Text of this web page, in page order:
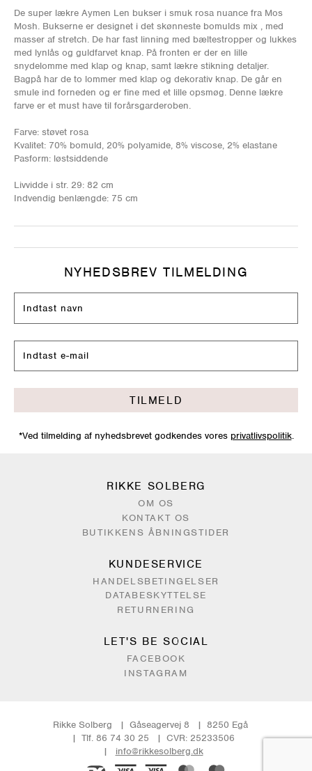
De super lækre Aymen Len bukser i smuk rosa nuance fra Mos
Mosh. Bukserne er designet i det skønneste bomulds mix , med
masser af stretch. De har fast linning med bæltestropper og lukkes
med lynlås og guldfarvet knap. På fronten er der en lille
snydelomme med klap og knap, samt lækre stikning detaljer.
Bagpå har de to lommer med klap og dekorativ knap. De går en
smule ind forneden og er fine med et lille opsmøg. Denne lækre
farve er et must have til forårsgarderoben.
Farve: støvet rosa
Kvalitet: 70% bomuld, 20% polyamide, 8% viscose, 2% elastane
Pasform: løstsiddende
Livvidde i str. 29: 82 cm
Indvendig benlængde: 75 cm
NYHEDSBREV TILMELDING
TILMELD
*Ved tilmelding af nyhedsbrevet godkendes vores privatlivspolitik.
RIKKE SOLBERG
OM OS
KONTAKT OS
BUTIKKENS ÅBNINGSTIDER
KUNDESERVICE
HANDELSBETINGELSER
DATABESKYTTELSE
RETURNERING
LET'S BE SOCIAL
FACEBOOK
INSTAGRAM
Rikke Solberg Gåseagervej 8
8250 Egå
Tlf. 86 74 30 25
CVR: 25233506
info@rikkesolberg.dk